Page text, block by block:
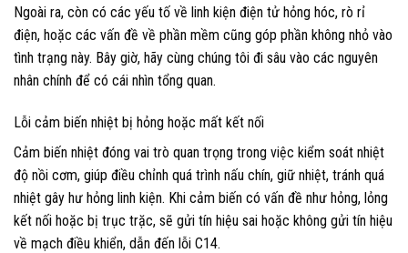
Ngoài ra, còn có các yếu tố về linh kiện điện tử hỏng hóc, rò rỉ
điện, hoặc các vấn đề về phần mềm cũng góp phần không nhỏ vào
tình trạng này. Bây giờ, hãy cùng chúng tôi đi sâu vào các nguyên
nhân chính để có cái nhìn tổng quan.
Lỗi cảm biến nhiệt bị hỏng hoặc mất kết nối
Cảm biến nhiệt đóng vai trò quan trọng trong việc kiểm soát nhiệt
độ nồi cơm, giúp điều chỉnh quá trình nấu chín, giữ nhiệt, tránh quá
nhiệt gây hư hỏng linh kiện. Khi cảm biến có vấn đề như hỏng, lỏng
kết nối hoặc bị trục trặc, sẽ gửi tín hiệu sai hoặc không gửi tín hiệu
về mạch điều khiển, dẫn đến lỗi C14.